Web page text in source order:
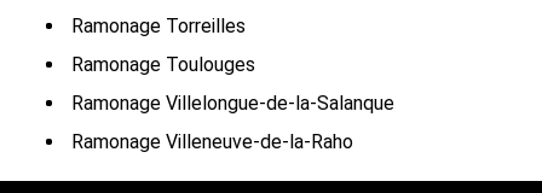
Ramonage Torreilles
Ramonage Toulouges
Ramonage Villelongue-de-la-Salanque
Ramonage Villeneuve-de-la-Raho